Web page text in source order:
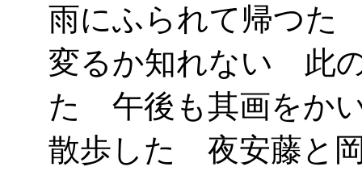
雨にふられて帰つた
変るか知れない 此
た 午後も其画をか
散歩した 夜安藤と